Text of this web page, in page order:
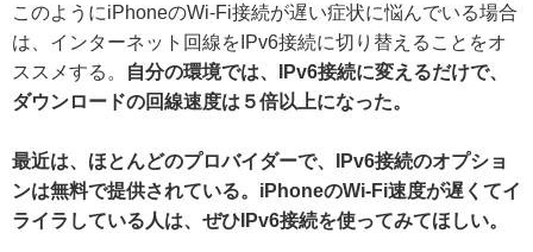
このようにiPhoneのWi-Fi接続が遅い症状に悩んでいる場合
は、インターネット回線をIPv6接続に切り替えることをオ
ススメする。
自分の環境では、IPv6接続に変えるだけで、
ダウンロードの回線速度は５倍以上になった。
最近は、ほとんどのプロバイダーで、IPv6接続のオプショ
ンは無料で提供されている。iPhoneのWi-Fi速度が遅くてイ
ライラしている人は、ぜひIPv6接続を使ってみてほしい。